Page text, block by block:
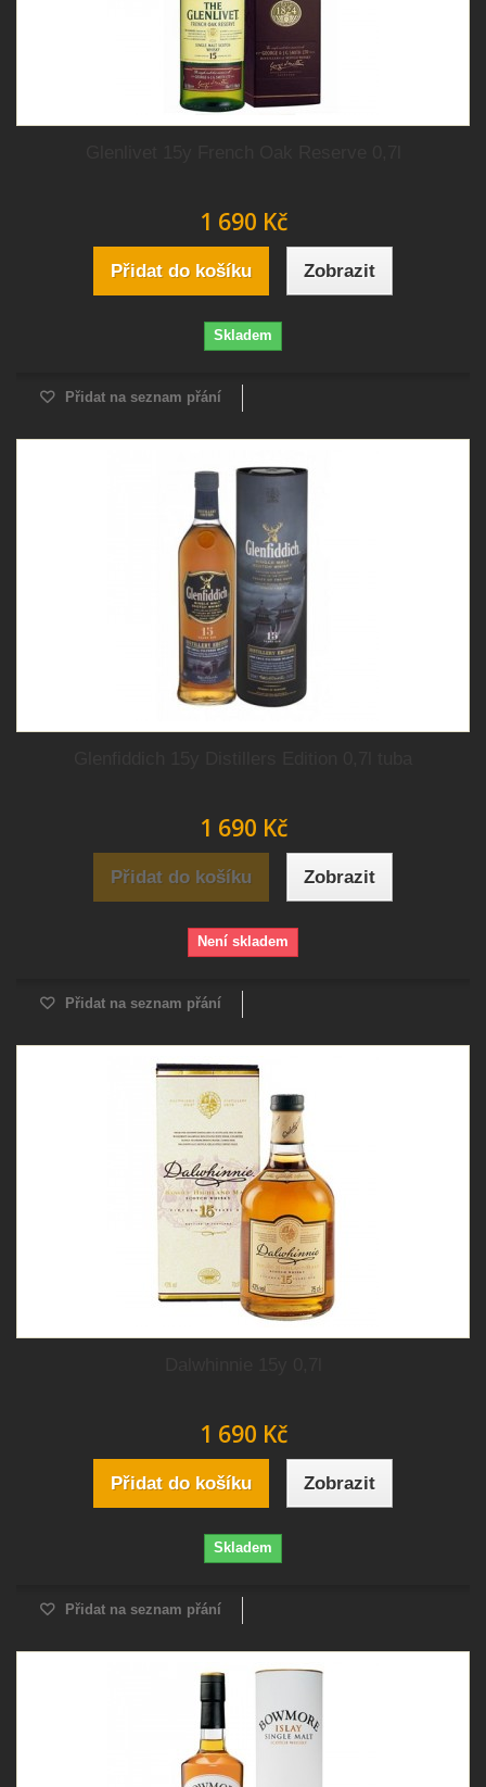
1 690 Kč
Přidat do košíku Zobrazit
Skladem
Přidat na seznam přání
1 690 Kč
Přidat do košíku Zobrazit
Není skladem
Přidat na seznam přání
1 690 Kč
Přidat do košíku Zobrazit
Skladem
Přidat na seznam přání